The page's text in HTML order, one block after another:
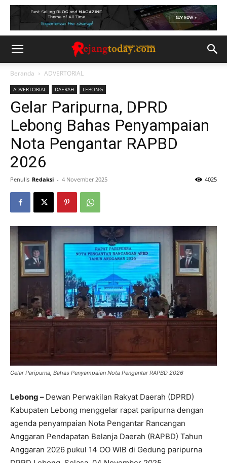
Beranda ADVERTORIAL
ADVERTORIAL DAERAH LEBONG
Gelar Paripurna, DPRD
Lebong Bahas Penyampaian
Nota Pengantar RAPBD
2026
Penulis Redaksi - 4 November 2025 4025
Gelar Paripurna, Bahas Penyampaian Nota Pengantar RAPBD 2026
Lebong – Dewan Perwakilan Rakyat Daerah (DPRD)
Kabupaten Lebong menggelar rapat paripurna dengan
agenda penyampaian Nota Pengantar Rancangan
Anggaran Pendapatan Belanja Daerah (RAPBD) Tahun
Anggaran 2026 pukul 14 OO WIB di Gedung paripurna